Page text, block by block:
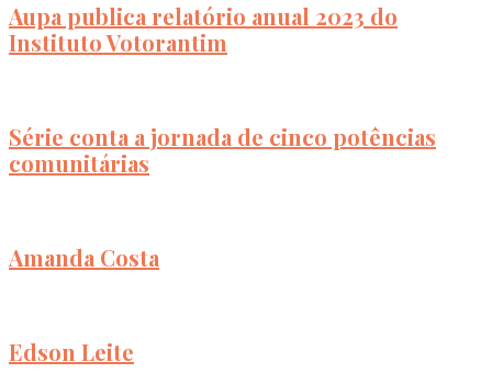
Aupa publica relatório anual 2023 do
Instituto Votorantim
Série conta a jornada de cinco potências
comunitárias
Amanda Costa
Edson Leite